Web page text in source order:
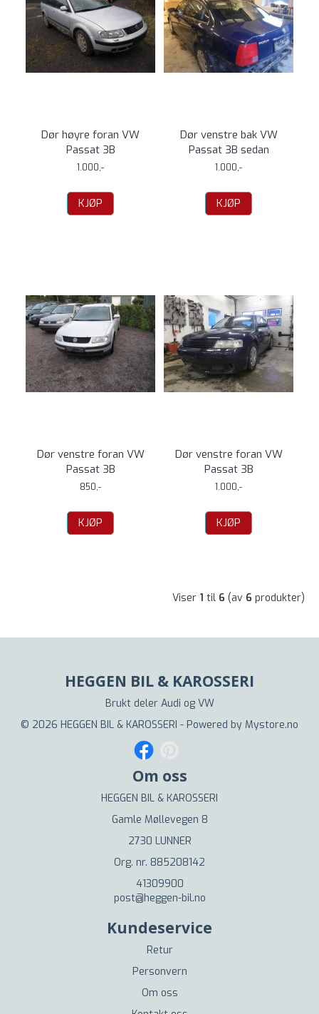
Dør høyre foran VW
Passat 3B
1.000,-
KJØP
Dør venstre bak VW
Passat 3B sedan
1.000,-
KJØP
Dør venstre foran VW
Passat 3B
850,-
KJØP
Dør venstre foran VW
Passat 3B
1.000,-
KJØP
Viser 1 til 6 (av 6 produkter)
HEGGEN BIL & KAROSSERI
Brukt deler Audi og VW
© 2026 HEGGEN BIL & KAROSSERI - Powered by Mystore.no
Om oss
HEGGEN BIL & KAROSSERI
Gamle Møllevegen 8
2730 LUNNER
Org. nr. 885208142
41309900
post@heggen-bil.no
Kundeservice
Retur
Personvern
Om oss